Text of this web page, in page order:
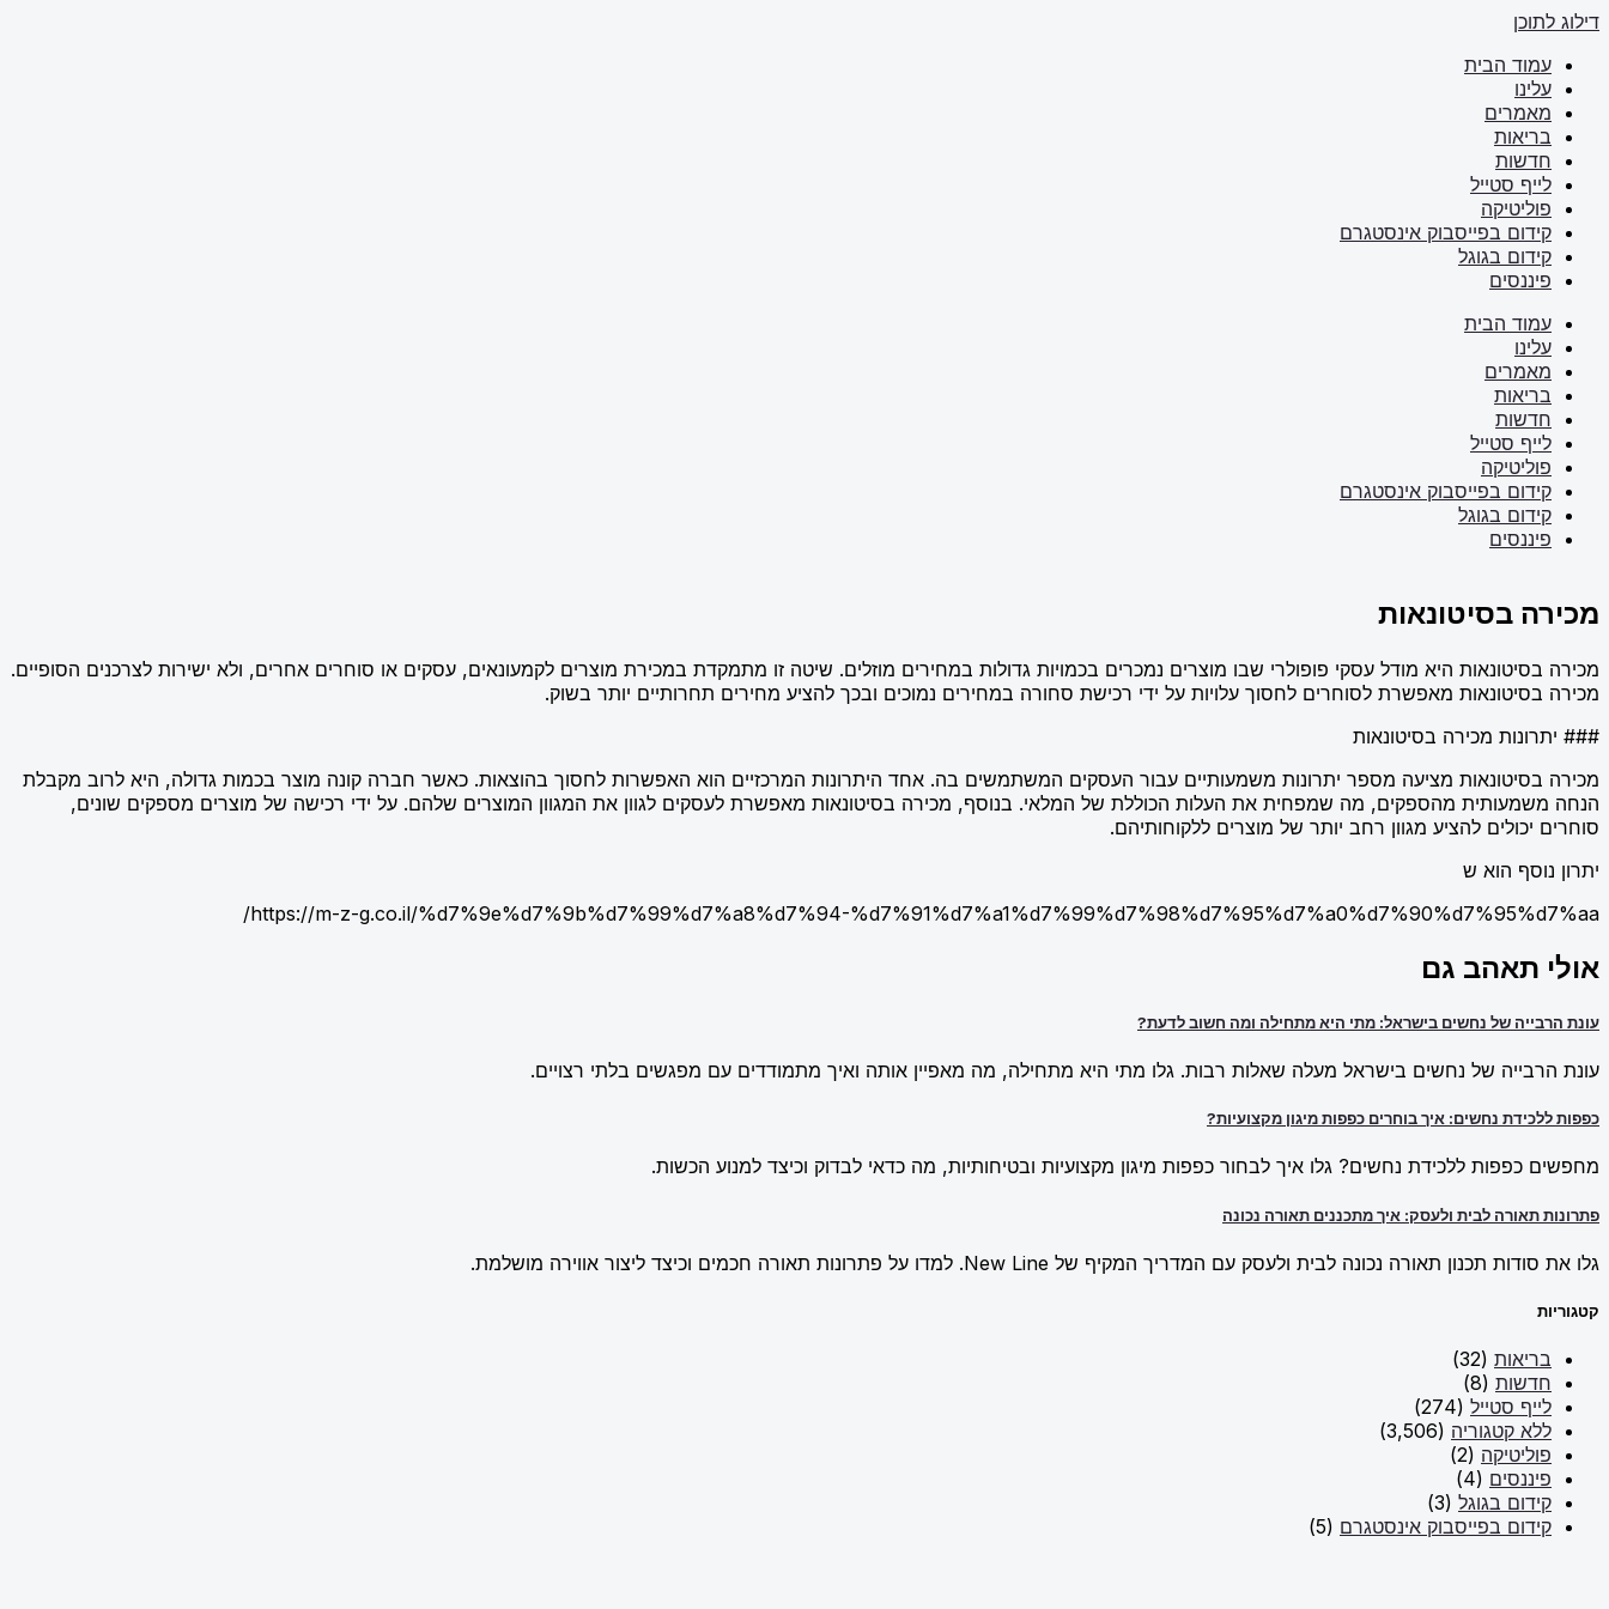
דילוג לתוכן
עמוד הבית
עלינו
מאמרים
בריאות
חדשות
לייף סטייל
פוליטיקה
קידום בפייסבוק אינסטגרם
קידום בגוגל
פיננסים
עמוד הבית
עלינו
מאמרים
בריאות
חדשות
לייף סטייל
פוליטיקה
קידום בפייסבוק אינסטגרם
קידום בגוגל
פיננסים
מכירה בסיטונאות
מכירה בסיטונאות היא מודל עסקי פופולרי שבו מוצרים נמכרים בכמויות גדולות במחירים מוזלים. שיטה זו מתמקדת במכירת מוצרים לקמעונאים, עסקים או סוחרים אחרים, ולא ישירות לצרכנים הסופיים.
מכירה בסיטונאות מאפשרת לסוחרים לחסוך עלויות על ידי רכישת סחורה במחירים נמוכים ובכך להציע מחירים תחרותיים יותר בשוק.
### יתרונות מכירה בסיטונאות
מכירה בסיטונאות מציעה מספר יתרונות משמעותיים עבור העסקים המשתמשים בה. אחד היתרונות המרכזיים הוא האפשרות לחסוך בהוצאות. כאשר חברה קונה מוצר בכמות גדולה, היא לרוב מקבלת
הנחה משמעותית מהספקים, מה שמפחית את העלות הכוללת של המלאי. בנוסף, מכירה בסיטונאות מאפשרת לעסקים לגוון את המגוון המוצרים שלהם. על ידי רכישה של מוצרים מספקים שונים,
סוחרים יכולים להציע מגוון רחב יותר של מוצרים ללקוחותיהם.
יתרון נוסף הוא ש
https://m-z-g.co.il/%d7%9e%d7%9b%d7%99%d7%a8%d7%94-%d7%91%d7%a1%d7%99%d7%98%d7%95%d7%a0%d7%90%d7%95%d7%aa/
אולי תאהב גם
עונת הרבייה של נחשים בישראל: מתי היא מתחילה ומה חשוב לדעת?
עונת הרבייה של נחשים בישראל מעלה שאלות רבות. גלו מתי היא מתחילה, מה מאפיין אותה ואיך מתמודדים עם מפגשים בלתי רצויים.
כפפות ללכידת נחשים: איך בוחרים כפפות מיגון מקצועיות?
מחפשים כפפות ללכידת נחשים? גלו איך לבחור כפפות מיגון מקצועיות ובטיחותיות, מה כדאי לבדוק וכיצד למנוע הכשות.
פתרונות תאורה לבית ולעסק: איך מתכננים תאורה נכונה
גלו את סודות תכנון תאורה נכונה לבית ולעסק עם המדריך המקיף של New Line. למדו על פתרונות תאורה חכמים וכיצד ליצור אווירה מושלמת.
קטגוריות
בריאות (32)
חדשות (8)
לייף סטייל (274)
ללא קטגוריה (3,506)
פוליטיקה (2)
פיננסים (4)
קידום בגוגל (3)
קידום בפייסבוק אינסטגרם (5)